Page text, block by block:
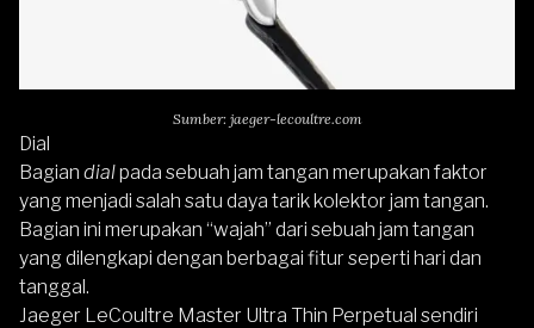
Sumber: jaeger-lecoultre.com
Dial
Bagian dialpada sebuah jam tangan merupakan faktor
yang menjadi salah satu daya tarik kolektor jam tangan.
Bagian ini merupakan “wajah” dari sebuah jam tangan
yang dilengkapi dengan berbagai fitur seperti hari dan
tanggal.
Jaeger LeCoultre Master Ultra Thin Perpetual sendiri